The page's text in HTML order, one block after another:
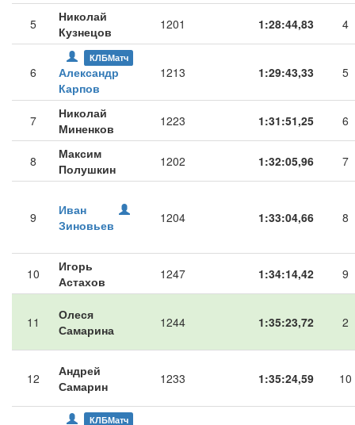
5
Николай
Кузнецов
1201 1:28:44,83 4
6
КЛБМатч
Александр
Карпов
1213 1:29:43,33 5
7
Николай
Миненков
1223 1:31:51,25 6
8
Максим
Полушкин
1202 1:32:05,96 7
9
Иван
Зиновьев
1204 1:33:04,66 8
10
Игорь
Астахов
1247 1:34:14,42 9
11
Олеся
Самарина
1244 1:35:23,72 2
12
Андрей
Самарин
1233 1:35:24,59 10
КЛБМатч